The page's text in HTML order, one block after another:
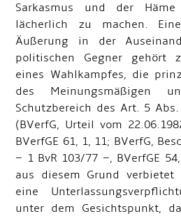
Sarkasmus und der Häme
lächerlich zu machen.
Äußerung in der
politischen Gegner gehört
eines Wahlkampfes, die
des Meinungsmäßigen
Schutzbereich des Art. 5
(BVerfG, Urteil vom
BVerfGE 61, 1, 11; BVerfG,
– 1 BvR 103/77 –, BVerfGE
aus diesem Grund verbietet
eine
unter dem Gesichtspunkt,